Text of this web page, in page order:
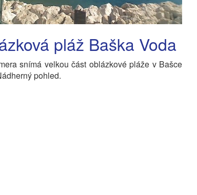
pláž Baška Voda
snímá velkou část oblázkové pláže v Bašce
pohled.